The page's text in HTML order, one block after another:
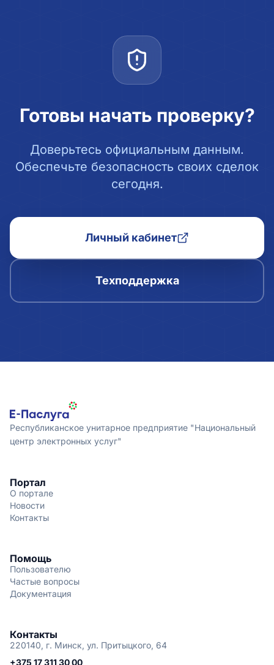
Готовы начать проверку?
Доверьтесь официальным данным.
Обеспечьте безопасность своих сделок
сегодня.
Личный кабинет
Техподдержка
Республиканское унитарное предприятие "Национальный
центр электронных услуг"
Портал
О портале
Новости
Контакты
Помощь
Пользователю
Частые вопросы
Документация
Контакты
220140, г. Минск, ул. Притыцкого, 64
+375 17 311 30 00